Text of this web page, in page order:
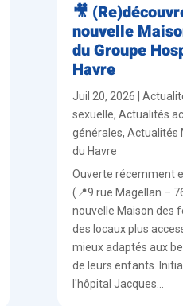
🎥
nouvelle
du Groupe
Havre
Juil 20, 2026
sexuelle, Actualités
générales, Actualités
du Havre
Ouverte récemment
(📍9 rue Magellan –
nouvelle Maison des
des locaux plus
mieux adaptés aux
de leurs enfants.
l'hôpital Jacques...